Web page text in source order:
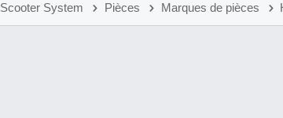
Scooter System Pièces Marques de pièces